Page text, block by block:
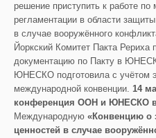
решение приступить к работе
регламентации в области
в случае вооружённого
Йоркский Комитет Пакта Рериха
документацию по Пакту в
ЮНЕСКО подготовила с учётом
международной конвенции. 14
конференция ООН и ЮНЕСКО в
Международную «Конвенцию о
ценностей в случае вооружё